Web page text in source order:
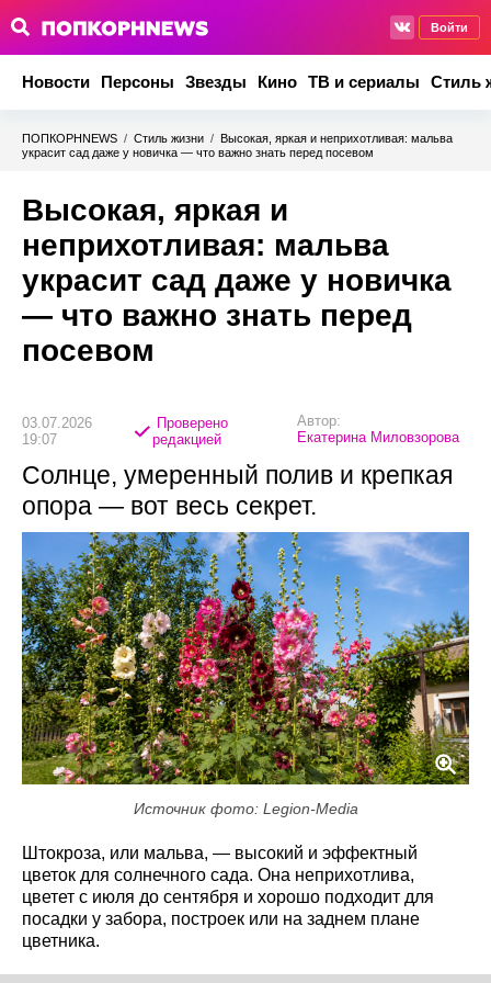
Войти
Новости Персоны Звезды Кино ТВ и сериалы Стиль
ПОПКОРНNEWS / Стиль жизни / Высокая, яркая и неприхотливая: мальва
украсит сад даже у новичка — что важно знать перед посевом
Высокая, яркая и
неприхотливая: мальва
украсит сад даже у новичка
— что важно знать перед
посевом
03.07.2026
19:07
Проверено
редакцией
Автор:
Екатерина Миловзорова
Солнце, умеренный полив и крепкая
опора — вот весь секрет.
Источник фото: Legion-Media
Штокроза, или мальва, — высокий и эффектный
цветок для солнечного сада. Она неприхотлива,
цветет с июля до сентября и хорошо подходит для
посадки у забора, построек или на заднем плане
цветника.